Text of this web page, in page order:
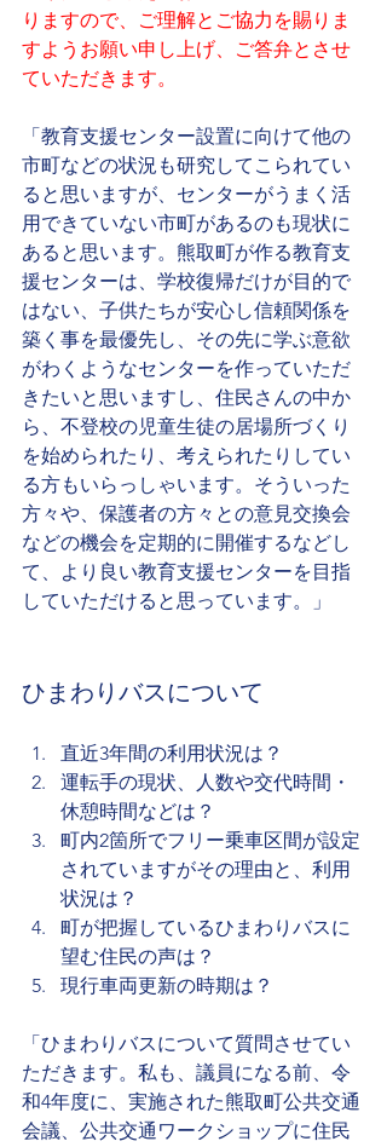
りますので、ご理解とご協力を賜りま
すようお願い申し上げ、ご答弁とさせ
ていただきます。
「教育支援センター設置に向けて他の
市町などの状況も研究してこられてい
ると思いますが、センターがうまく活
用できていない市町があるのも現状に
あると思います。熊取町が作る教育支
援センターは、学校復帰だけが目的で
はない、子供たちが安心し信頼関係を
築く事を最優先し、その先に学ぶ意欲
がわくようなセンターを作っていただ
きたいと思いますし、住民さんの中か
ら、不登校の児童生徒の居場所づくり
を始められたり、考えられたりしてい
る方もいらっしゃいます。そういった
方々や、保護者の方々との意見交換会
などの機会を定期的に開催するなどし
て、より良い教育支援センターを目指
していただけると思っています。」
ひまわりバスについて
直近3年間の利用状況は？
運転手の現状、人数や交代時間・
休憩時間などは？
町内2箇所でフリー乗車区間が設定
されていますがその理由と、利用
状況は？
町が把握しているひまわりバスに
望む住民の声は？
現行車両更新の時期は？
「ひまわりバスについて質問させてい
ただきます。私も、議員になる前、令
和4年度に、実施された熊取町公共交通
会議、公共交通ワークショップに住民